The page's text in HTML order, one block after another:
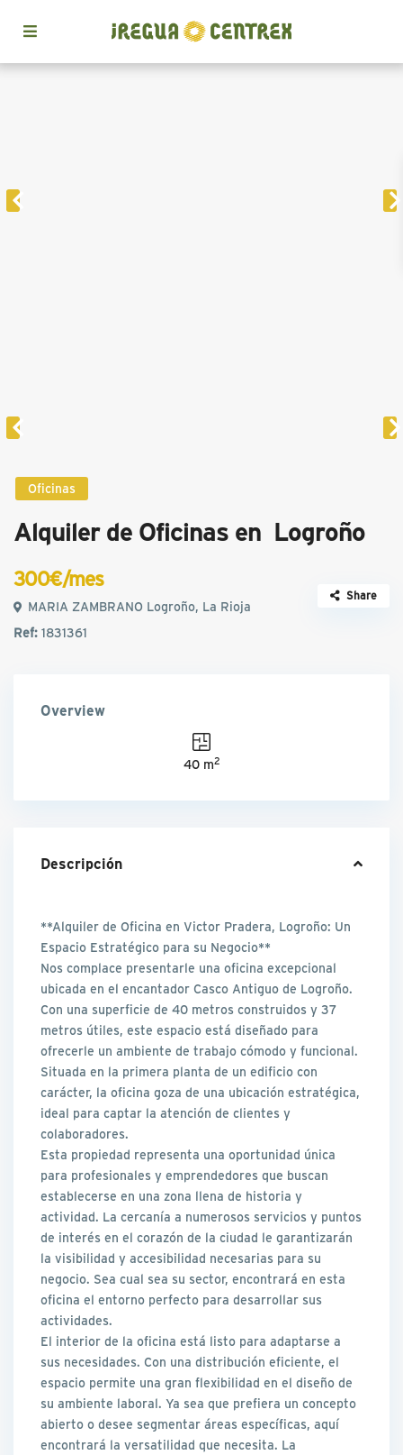
Oficinas
Alquiler de Oficinas en Logroño
300€/mes
MARIA ZAMBRANO Logroño, La Rioja
Ref:1831361
Share
Overview
40 m2
Descripción
**Alquiler de Oficina en Victor Pradera, Logroño: Un
Espacio Estratégico para su Negocio**
Nos complace presentarle una oficina excepcional
ubicada en el encantador Casco Antiguo de Logroño.
Con una superficie de 40 metros construidos y 37
metros útiles, este espacio está diseñado para
ofrecerle un ambiente de trabajo cómodo y funcional.
Situada en la primera planta de un edificio con
carácter, la oficina goza de una ubicación estratégica,
ideal para captar la atención de clientes y
colaboradores.
Esta propiedad representa una oportunidad única
para profesionales y emprendedores que buscan
establecerse en una zona llena de historia y
actividad. La cercanía a numerosos servicios y puntos
de interés en el corazón de la ciudad le garantizarán
la visibilidad y accesibilidad necesarias para su
negocio. Sea cual sea su sector, encontrará en esta
oficina el entorno perfecto para desarrollar sus
actividades.
El interior de la oficina está listo para adaptarse a
sus necesidades. Con una distribución eficiente, el
espacio permite una gran flexibilidad en el diseño de
su ambiente laboral. Ya sea que prefiera un concepto
abierto o desee segmentar áreas específicas, aquí
encontrará la versatilidad que necesita. La